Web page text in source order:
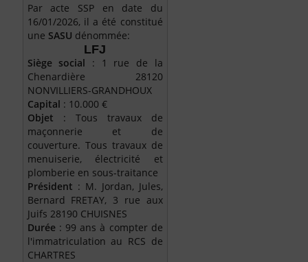
Par acte SSP en date du
16/01/2026, il a été constitué
une SASU dénommée:
LFJ
Siège social : 1 rue de la
Chenardière 28120
NONVILLIERS-GRANDHOUX
Capital : 10.000 €
Objet : Tous travaux de
maçonnerie et de
couverture. Tous travaux de
menuiserie, électricité et
plomberie en sous-traitance
Président : M. Jordan, Jules,
Bernard FRETAY, 3 rue aux
Juifs 28190 CHUISNES
Durée : 99 ans à compter de
l'immatriculation au RCS de
CHARTRES